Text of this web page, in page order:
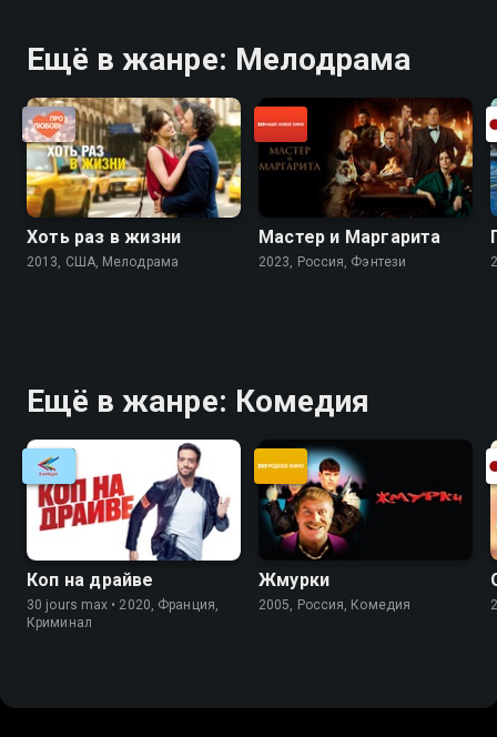
Ещё в жанре: Мелодрама
Хоть раз в жизни
2013, США, Мелодрама
Мастер и Маргарита
2023, Россия, Фэнтези
Ещё в жанре: Комедия
Коп на драйве
30 jours max • 2020, Франция,
Криминал
Жмурки
2005, Россия, Комедия